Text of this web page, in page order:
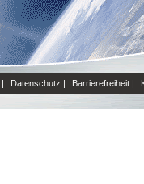
| Datenschutz | Barrierefreiheit |